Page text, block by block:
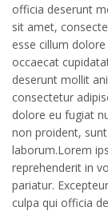
officia deserunt
sit amet,
esse cillum
occaecat
deserunt mollit
consectetur
dolore eu fugiat
non proident,
laborum.Lorem
reprehenderit in
pariatur.
culpa qui officia